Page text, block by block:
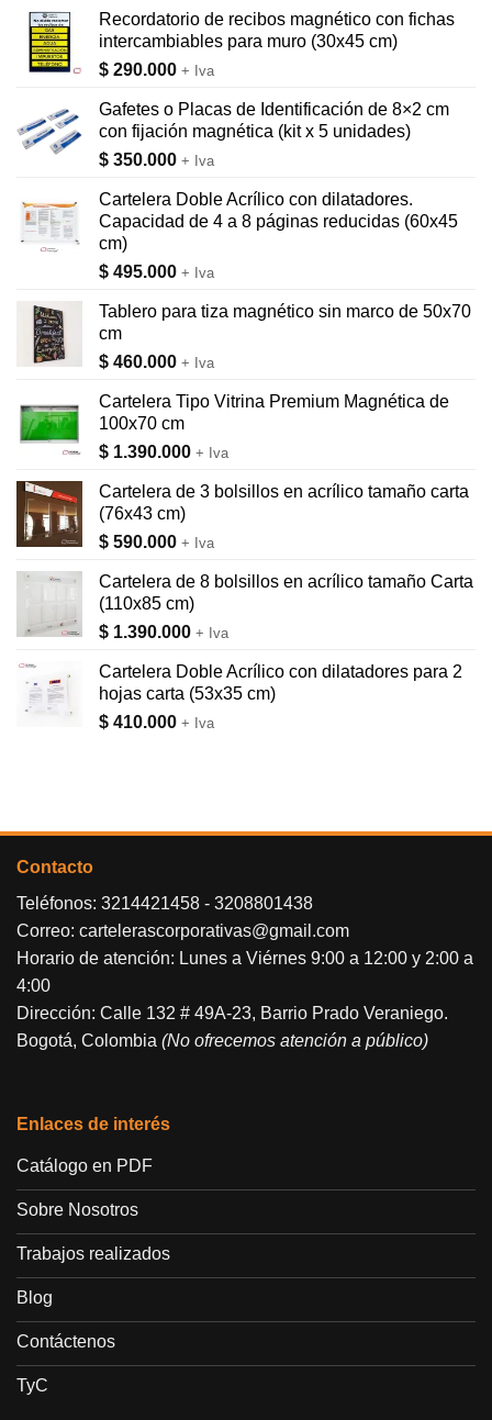
Recordatorio de recibos magnético con fichas
intercambiables para muro (30x45 cm)
$ 290.000 + Iva
Gafetes o Placas de Identificación de 8×2 cm
con fijación magnética (kit x 5 unidades)
$ 350.000 + Iva
Cartelera Doble Acrílico con dilatadores.
Capacidad de 4 a 8 páginas reducidas (60x45
cm)
$ 495.000 + Iva
Tablero para tiza magnético sin marco de 50x70
cm
$ 460.000 + Iva
Cartelera Tipo Vitrina Premium Magnética de
100x70 cm
$ 1.390.000 + Iva
Cartelera de 3 bolsillos en acrílico tamaño carta
(76x43 cm)
$ 590.000 + Iva
Cartelera de 8 bolsillos en acrílico tamaño Carta
(110x85 cm)
$ 1.390.000 + Iva
Cartelera Doble Acrílico con dilatadores para 2
hojas carta (53x35 cm)
$ 410.000 + Iva
Contacto
Teléfonos: 3214421458 - 3208801438
Correo: cartelerascorporativas@gmail.com
Horario de atención: Lunes a Viérnes 9:00 a 12:00 y 2:00 a
4:00
Dirección: Calle 132 # 49A-23, Barrio Prado Veraniego.
Bogotá, Colombia (No ofrecemos atención a público)
Enlaces de interés
Catálogo en PDF
Sobre Nosotros
Trabajos realizados
Blog
Contáctenos
TyC